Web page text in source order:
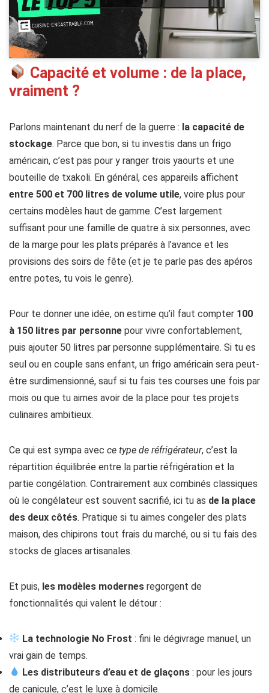
Capacité et volume : de la place,
vraiment ?
Parlons maintenant du nerf de la guerre : la capacité de
stockage. Parce que bon, si tu investis dans un frigo
américain, c’est pas pour y ranger trois yaourts et une
bouteille de txakoli. En général, ces appareils affichent
entre 500 et 700 litres de volume utile, voire plus pour
certains modèles haut de gamme. C’est largement
suffisant pour une famille de quatre à six personnes, avec
de la marge pour les plats préparés à l’avance et les
provisions des soirs de fête (et je te parle pas des apéros
entre potes, tu vois le genre).
Pour te donner une idée, on estime qu’il faut compter 100
à 150 litres par personne pour vivre confortablement,
puis ajouter 50 litres par personne supplémentaire. Si tu es
seul ou en couple sans enfant, un frigo américain sera peut-
être surdimensionné, sauf si tu fais tes courses une fois par
mois ou que tu aimes avoir de la place pour tes projets
culinaires ambitieux.
Ce qui est sympa avec ce type de réfrigérateur, c’est la
répartition équilibrée entre la partie réfrigération et la
partie congélation. Contrairement aux combinés classiques
où le congélateur est souvent sacrifié, ici tu as de la place
des deux côtés. Pratique si tu aimes congeler des plats
maison, des chipirons tout frais du marché, ou si tu fais des
stocks de glaces artisanales.
Et puis, les modèles modernes regorgent de
fonctionnalités qui valent le détour :
La technologie No Frost : fini le dégivrage manuel, un
vrai gain de temps.
Les distributeurs d’eau et de glaçons : pour les jours
de canicule, c’est le luxe à domicile.